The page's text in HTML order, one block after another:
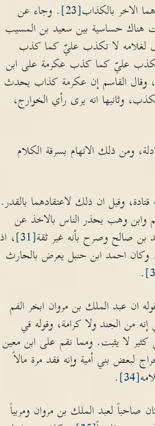
الاخر بالكذاب[23]
. وجاء عن
هناك حساسية بين سعيد بن المسيب
لغلامه لا تكذب عليّ كما كذب
تكذب عليّ كما كذب عكرمة على ابن
وقال القاسم إن عكرمة كذاب يحدث
وثانيها انه يرى رأي الخوارج،
ومن ذلك الاتهام بسرقة الكلام
وقيل ان ذلك لاعتقادهما بالقدر.
وابن وهب يحذر الناس بالاخذ عن
بن صالح وصرح بأنه غير ثقة[31]
، اذ
وكان احمد ابن حنبل يعرض بالحارث
.
ان عبد الملك بن مروان ابخر الفم
من الجند ولا كرامة، وقوله في
لا يثبت. ومما نقم على ابن معين
لبعض بني أمية وإنه فقد مرة مالاً
[34]
.
صاحباً لعبد الملك بن مروان ومربياً